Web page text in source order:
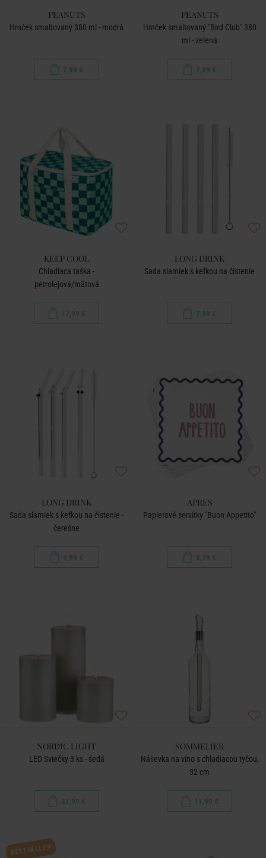
PEANUTS
Hrnček smaltovaný 380 ml - modrá
7,99 €
PEANUTS
Hrnček smaltovaný "Bird Club" 380
ml - zelená
7,99 €
KEEP COOL
Chladiaca taška -
petrolejová/mätová
17,99 €
LONG DRINK
Sada slamiek s kefkou na čistenie
7,99 €
LONG DRINK
Sada slamiek s kefkou na čistenie -
čerešne
9,99 €
APRES
Papierové servítky "Buon Appetito"
3,79 €
NORDIC LIGHT
LED Sviečky 3 ks - šedá
31,99 €
SOMMELIER
Nálievka na víno s chladiacou tyčou,
32 cm
11,99 €
BESTSELLER